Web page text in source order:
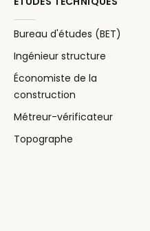
Bureau d'études (BET)
Ingénieur structure
Économiste de la
construction
Métreur-vérificateur
Topographe